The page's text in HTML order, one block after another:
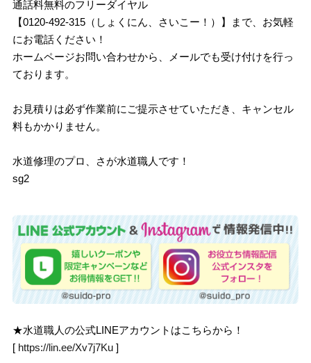
通話料無料のフリーダイヤル
【0120-492-315（しょくにん、さいこー！）】まで、お気軽
にお電話ください！
ホームページお問い合わせから、メールでも受け付けを行っ
ております。
お見積りは必ず作業前にご提示させていただき、キャンセル
料もかかりません。
水道修理のプロ、さが水道職人です！
sg2
★水道職人の公式LINEアカウントはこちらから！
[ https://lin.ee/Xv7j7Ku ]